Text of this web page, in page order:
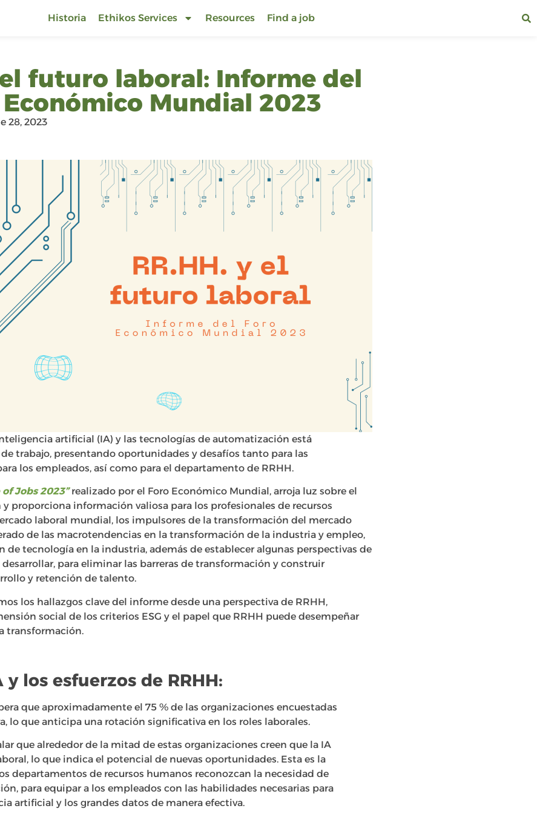
Historia Ethikos Services Resources Find a job
el futuro laboral: Informe del
Mundial 2023
28, 2023
artificial (IA) y las tecnologías de automatización está
trabajo, presentando oportunidades y desafíos tanto para las
los empleados, así como para el departamento de RRHH.
Jobs 2023” realizado por el Foro Económico Mundial, arroja luz sobre el
proporciona información valiosa para los profesionales de recursos
laboral mundial, los impulsores de la transformación del mercado
de las macrotendencias en la transformación de la industria y empleo,
de tecnología en la industria, además de establecer algunas perspectivas de
para eliminar las barreras de transformación y construir
y retención de talento.
los hallazgos clave del informe desde una perspectiva de RRHH,
social de los criterios ESG y el papel que RRHH puede desempeñar
transformación.
los esfuerzos de RRHH:
que aproximadamente el 75 % de las organizaciones encuestadas
lo que anticipa una rotación significativa en los roles laborales.
que alrededor de la mitad de estas organizaciones creen que la IA
lo que indica el potencial de nuevas oportunidades. Esta es la
departamentos de recursos humanos reconozcan la necesidad de
para equipar a los empleados con las habilidades necesarias para
artificial y los grandes datos de manera efectiva.